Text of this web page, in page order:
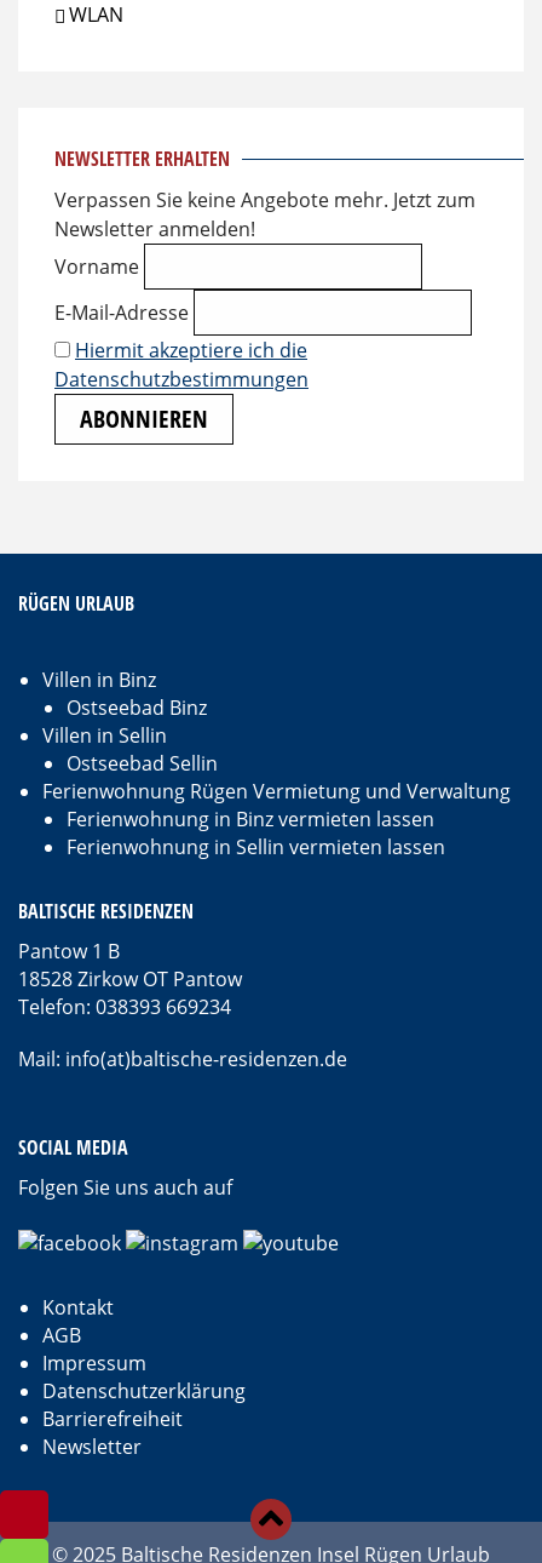
WLAN
NEWSLETTER ERHALTEN
Verpassen Sie keine Angebote mehr. Jetzt zum
Newsletter anmelden!
Vorname
E-Mail-Adresse
Hiermit akzeptiere ich die
Datenschutzbestimmungen
RÜGEN URLAUB
Villen in Binz
Ostseebad Binz
Villen in Sellin
Ostseebad Sellin
Ferienwohnung Rügen Vermietung und Verwaltung
Ferienwohnung in Binz vermieten lassen
Ferienwohnung in Sellin vermieten lassen
BALTISCHE RESIDENZEN
Pantow 1 B
18528 Zirkow OT Pantow
Telefon: 038393 669234
Mail: info(at)baltische-residenzen.de
SOCIAL MEDIA
Folgen Sie uns auch auf
Kontakt
AGB
Impressum
Datenschutzerklärung
Barrierefreiheit
Newsletter
© 2025 Baltische Residenzen Insel Rügen Urlaub